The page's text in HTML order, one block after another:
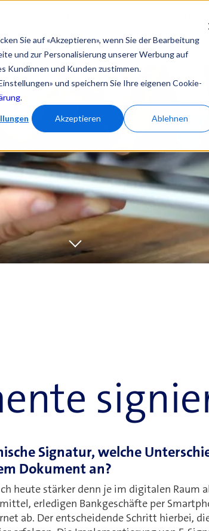
Sie auf «Akzeptieren», wenn Sie der Bearbeitung
und zur Personalisierung unserer Werbung auf
Kundinnen und Kunden zustimmen.
und speichern Sie Ihre eigenen Cookie-
.
Akzeptieren Ablehnen
eSignature Hub Produkte
Signatur, welche
Dokument an?
heute stärker denn je im digitalen Raum
erledigen Bankgeschäfte per
ab. Der entscheidende Schritt hierbei,